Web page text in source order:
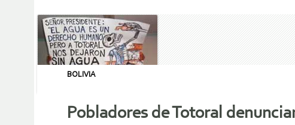
BOLIVIA
Pobladores de Totoral